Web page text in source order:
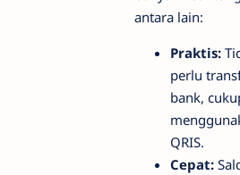
antara lain:
Praktis:
perlu
bank,
QRIS.
Cepat: